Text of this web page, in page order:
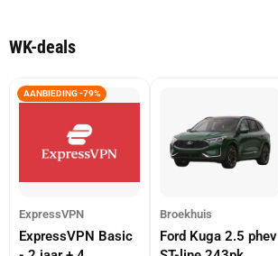
WK-deals
AANBIEDING -79%
ExpressVPN
ExpressVPN Basic
Broekhuis
Ford Kuga 2.5 phev